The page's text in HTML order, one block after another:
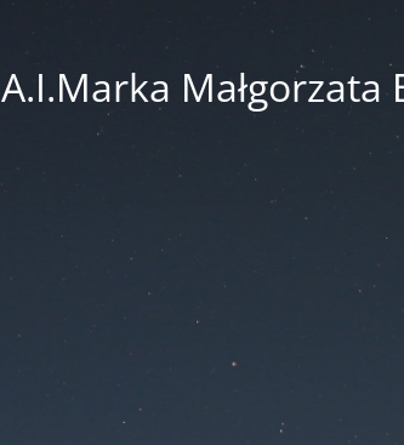
A.I.Marka Małgorzata